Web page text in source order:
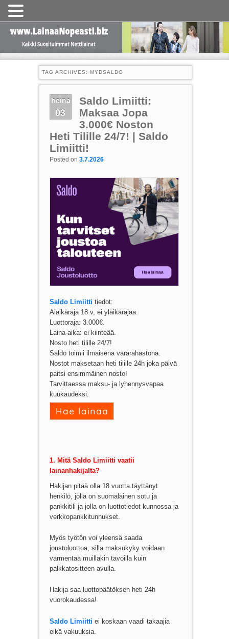
TAG ARCHIVES: MYDSALDO
heinä
03
Saldo Limiitti:
Maksaa Jopa
3.000€ Noston
Heti Tilille 24/7! | Saldo
Limiitti!
Posted on 3.7.2026
Saldo Limiitti tiedot:
Alaikäraja 18 v, ei yläikärajaa.
Luottoraja: 3.000€.
Laina-aika: ei kiinteää.
Nosto heti tilille 24/7!
Saldo toimii ilmaisena vararahastona.
Nostot maksetaan heti tilille 24h joka päivä
paitsi ensimmäinen nosto!
Tarvittaessa maksu- ja lyhennysvapaa
kuukaudeksi.
1. Mitä Saldo Limiitti vaatii
lainanhakijalta?
Hakijan pitää olla 18 vuotta täyttänyt
henkilö, jolla on suomalainen sotu ja
pankkitili ja jolla on luottotiedot kunnossa ja
verkkopankkitunnukset.
Myös työtön voi yleensä saada
joustoluottoa, sillä maksukyky voidaan
varmentaa muillakin tavoilla kuin
palkkatositteen avulla.
Hakija saa luottopäätöksen heti 24h
vuorokaudessa!
Saldo Limiitti ei koskaan vaadi takaajia
eikä vakuuksia.